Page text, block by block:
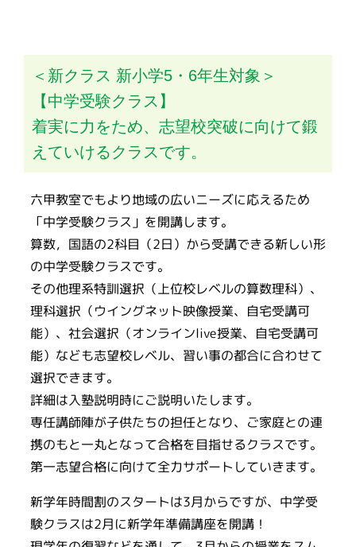
＜新クラス 新小学5・6年生対象＞
【中学受験クラス】
着実に力をため、志望校突破に向けて鍛
えていけるクラスです。
六甲教室でもより地域の広いニーズに応えるため
「中学受験クラス」を開講します。
算数，国語の2科目（2日）から受講できる新しい形
の中学受験クラスです。
その他理系特訓選択（上位校レベルの算数理科）、
理科選択（ウイングネット映像授業、自宅受講可
能）、社会選択（オンラインlive授業、自宅受講可
能）なども志望校レベル、習い事の都合に合わせて
選択できます。
詳細は入塾説明時にご説明いたします。
専任講師陣が子供たちの担任となり、ご家庭との連
携のもと一丸となって合格を目指せるクラスです。
第一志望合格に向けて全力サポートしていきます。
新学年時間割のスタートは3月からですが、中学受
験クラスは2月に新学年準備講座を開講！